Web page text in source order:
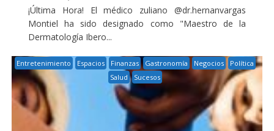
¡Última Hora! El médico zuliano @dr.hernanvargas
Montiel ha sido designado como "Maestro de la
Dermatología Ibero...
Entretenimiento Espacios Finanzas Gastronomía Negocios
Política
Salud
Sucesos